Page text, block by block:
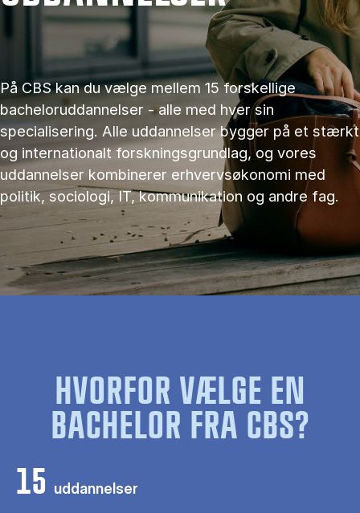
På CBS kan du vælge mellem 15 forskellige
bacheloruddannelser - alle med hver sin
specialisering. Alle uddannelser bygger på et stærkt
og internationalt forskningsgrundlag, og vores
uddannelser kombinerer erhvervsøkonomi med
politik, sociologi, IT, kommunikation og andre fag.
HVORFOR VÆLGE EN
BACHELOR FRA CBS?
15 uddannelser